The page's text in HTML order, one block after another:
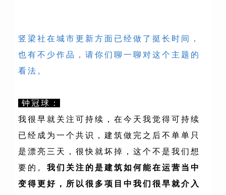
竖梁社在城市更新方面已经做了挺长时间，
也有不少作品，请你们聊一聊对这个主题的
看法。
钟冠球：
我很早就关注可持续，在今天我觉得可持续
已经成为一个共识，建筑做完之后不单单只
是 漂亮三天，很快就坏掉，这个不是我们想
要的。 我们关注的是建筑如何能在运营当中
变得更好，所以很多项目中我们很早就介入